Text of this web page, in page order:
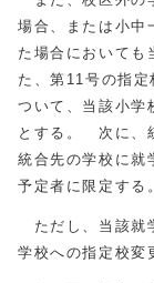
場合、または小中
た場合において
た、第11号の指
ついて、当該小学
とする。 次に、
統合先の学校に就
予定者に限定する。
ただし、当該就
学校への指定校変